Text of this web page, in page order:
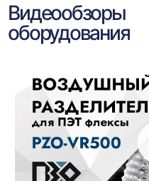
Видеообзоры
оборудования